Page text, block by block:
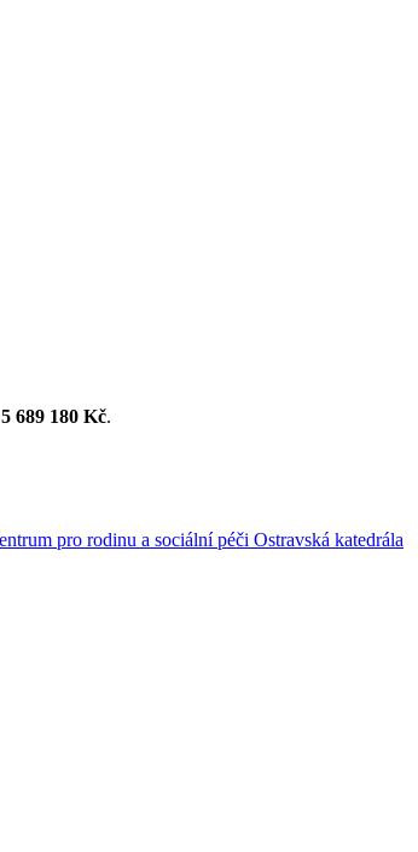
5 689 180 Kč.
Ostravská katedrála